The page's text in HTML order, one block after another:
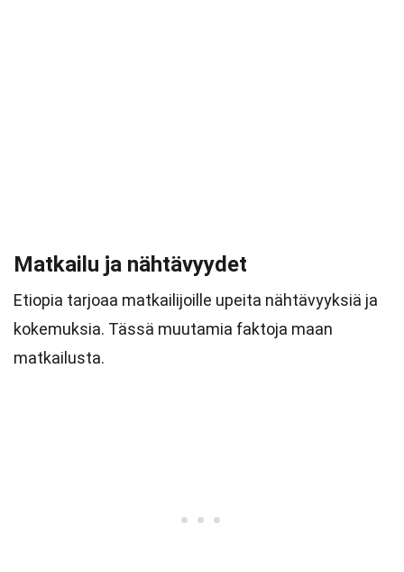
Matkailu ja nähtävyydet
Etiopia tarjoaa matkailijoille upeita nähtävyyksiä ja
kokemuksia. Tässä muutamia faktoja maan
matkailusta.